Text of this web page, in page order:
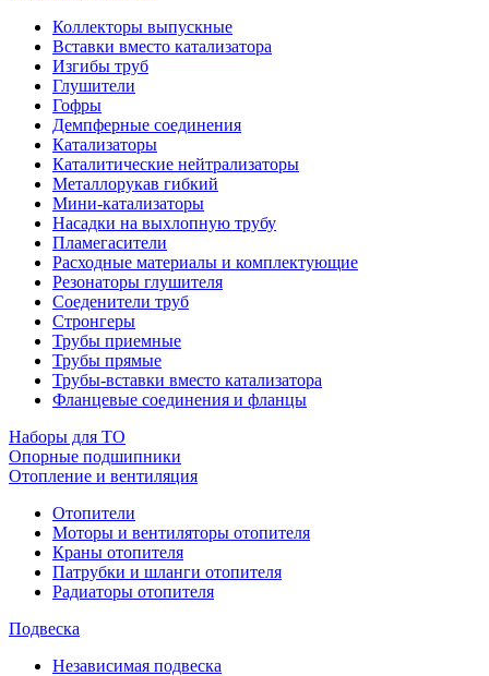
Коллекторы выпускные
Вставки вместо катализатора
Изгибы труб
Глушители
Гофры
Демпферные соединения
Катализаторы
Каталитические нейтрализаторы
Металлорукав гибкий
Мини-катализаторы
Насадки на выхлопную трубу
Пламегасители
Расходные материалы и комплектующие
Резонаторы глушителя
Соеденители труб
Стронгеры
Трубы приемные
Трубы прямые
Трубы-вставки вместо катализатора
Фланцевые соединения и фланцы
Наборы для ТО
Опорные подшипники
Отопление и вентиляция
Отопители
Моторы и вентиляторы отопителя
Краны отопителя
Патрубки и шланги отопителя
Радиаторы отопителя
Подвеска
Независимая подвеска